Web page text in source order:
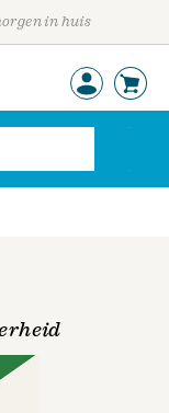
in huis